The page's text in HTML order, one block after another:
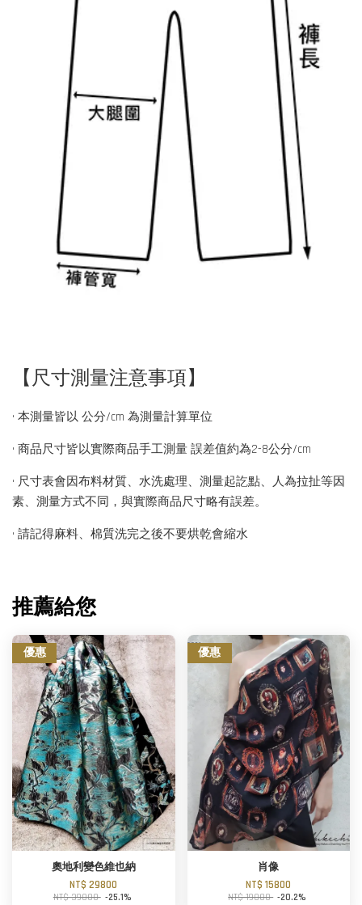
【尺寸測量注意事項】
• 本測量皆以 公分/cm 為測量計算單位
• 商品尺寸皆以實際商品手工測量 誤差值約為2-8公分/cm
• 尺寸表會因布料材質、水洗處理、測量起訖點、人為拉扯等因
素、測量方式不同，與實際商品尺寸略有誤差。
• 請記得麻料、棉質洗完之後不要烘乾會縮水
推薦給您
優惠
奧地利變色維也納
NT$ 29800
NT$ 39800 -25.1%
優惠
肖像
NT$ 15800
NT$ 19800 -20.2%